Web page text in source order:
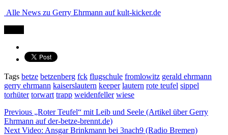
Alle News zu Gerry Ehrmann auf kult-kicker.de
Tags betze betzenberg fck flugschule fromlowitz gerald ehrmann
gerry ehrmann kaiserslautern keeper lautern rote teufel sippel
torhüter torwart trapp weidenfeller wiese
Previous „Roter Teufel“ mit Leib und Seele (Artikel über Gerry
Ehrmann auf der-betze-brennt.de)
Next Video: Ansgar Brinkmann bei 3nach9 (Radio Bremen)